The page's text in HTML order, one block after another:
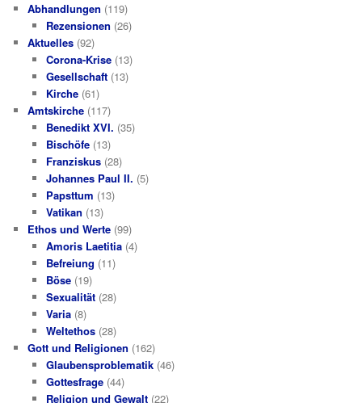
Abhandlungen (119)
Rezensionen (26)
Aktuelles (92)
Corona-Krise(13)
Gesellschaft(13)
Kirche(61)
Amtskirche (117)
Benedikt XVI. (35)
Bischöfe(13)
Franziskus(28)
Johannes Paul II. (5)
Papsttum (13)
Vatikan (13)
Ethos und Werte (99)
Amoris Laetitia(4)
Befreiung (11)
Böse(19)
Sexualität(28)
Varia(8)
Weltethos(28)
Gott und Religionen (162)
Glaubensproblematik(46)
Gottesfrage(44)
Religion und Gewalt(22)